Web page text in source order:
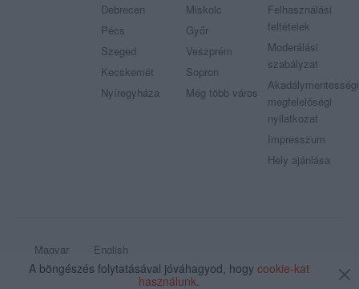
Debrecen
Pécs
Szeged
Kecskemét
Nyíregyháza
Miskolc
Győr
Veszprém
Sopron
Még több város
Felhasználási
feltételek
Moderálási
szabályzat
Akadálymentességi
megfelelőségi
nyilatkozat
Impresszum
Hely ajánlása
Magyar
English
© 2009 - 2026 Etterem.hu - Minden jog fenntartva
A böngészés folytatásával jóváhagyod, hogy cookie-kat
használunk.